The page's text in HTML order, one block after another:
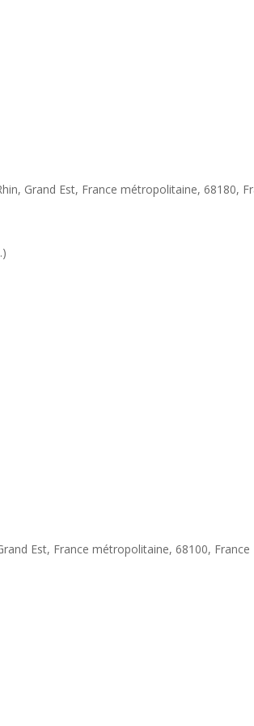
Grand Est, France métropolitaine, 68180,
Est, France métropolitaine, 68100, France